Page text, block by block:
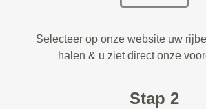
Selecteer op onze website uw
halen & u ziet direct onze
Stap 2